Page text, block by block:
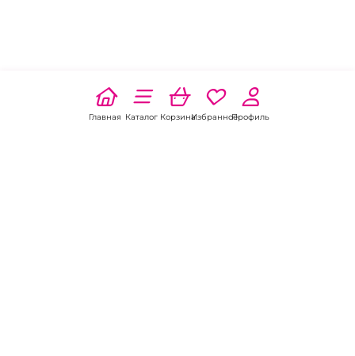
Главная Каталог КорзинаИзбранноеПрофиль